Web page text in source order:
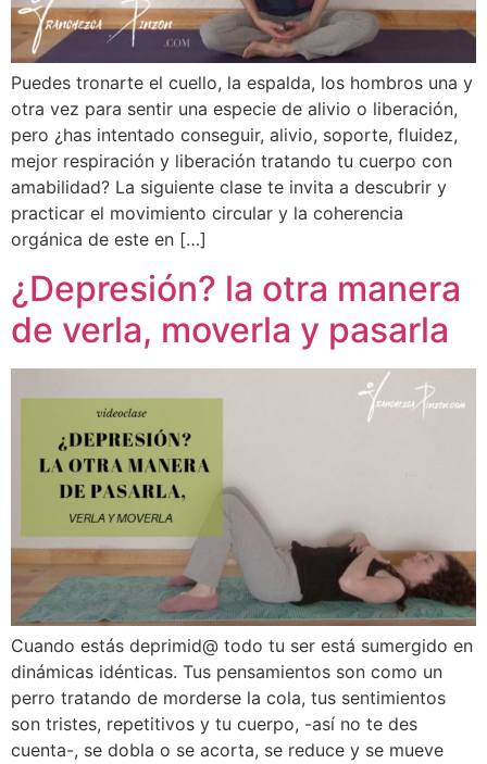
Puedes tronarte el cuello, la espalda, los hombros una y
otra vez para sentir una especie de alivio o liberación,
pero ¿has intentado conseguir, alivio, soporte, fluidez,
mejor respiración y liberación tratando tu cuerpo con
amabilidad? La siguiente clase te invita a descubrir y
practicar el movimiento circular y la coherencia
orgánica de este en […]
¿Depresión? la otra manera
de verla, moverla y pasarla
Cuando estás deprimid@ todo tu ser está sumergido en
dinámicas idénticas. Tus pensamientos son como un
perro tratando de morderse la cola, tus sentimientos
son tristes, repetitivos y tu cuerpo, -así no te des
cuenta-, se dobla o se acorta, se reduce y se mueve